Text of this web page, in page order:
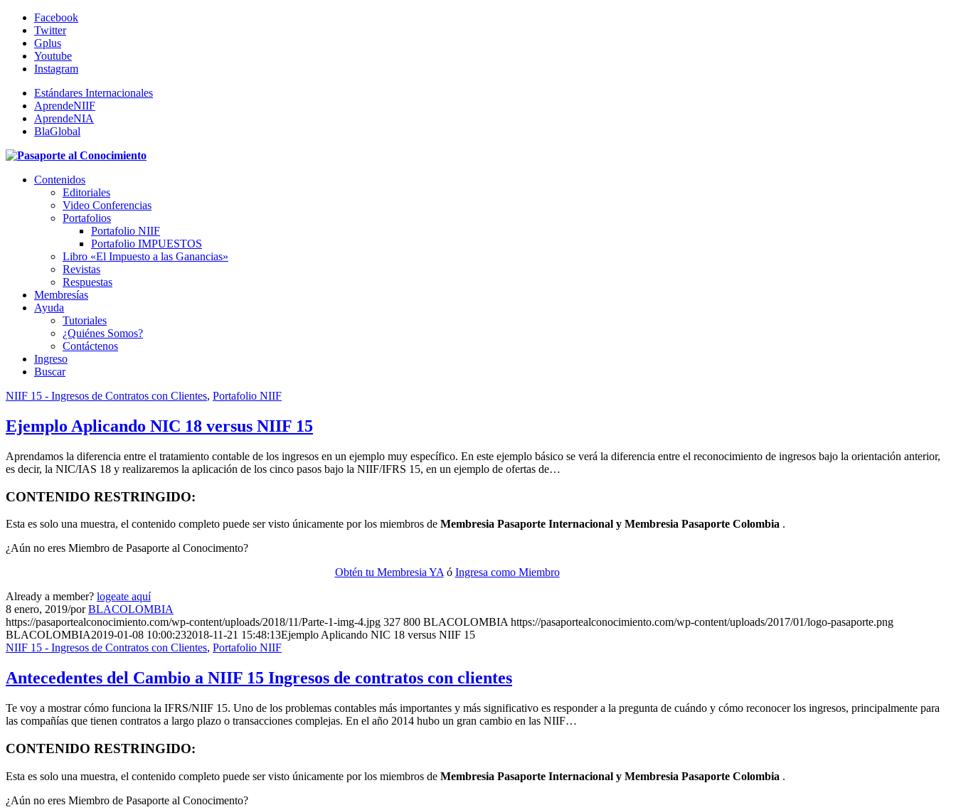
Facebook
Twitter
Gplus
Youtube
Instagram
Estándares Internacionales
AprendeNIIF
AprendeNIA
BlaGlobal
Contenidos
Editoriales
Video Conferencias
Portafolios
Portafolio NIIF
Portafolio IMPUESTOS
Libro «El Impuesto a las Ganancias»
Revistas
Respuestas
Membresías
Ayuda
Tutoriales
¿Quiénes Somos?
Contáctenos
Ingreso
Buscar
NIIF 15 - Ingresos de Contratos con Clientes, Portafolio NIIF
Ejemplo Aplicando NIC 18 versus NIIF 15
Aprendamos la diferencia entre el tratamiento contable de los ingresos en un ejemplo muy específico. En este ejemplo básico se verá la diferencia entre el reconocimiento de ingresos bajo la orientación anterior,
es decir, la NIC/IAS 18 y realizaremos la aplicación de los cinco pasos bajo la NIIF/IFRS 15, en un ejemplo de ofertas de…
CONTENIDO RESTRINGIDO:
Esta es solo una muestra, el contenido completo puede ser visto únicamente por los miembros de Membresia Pasaporte Internacional y Membresia Pasaporte Colombia .
¿Aún no eres Miembro de Pasaporte al Conocimento?
Obtén tu Membresia YA ó Ingresa como Miembro
Already a member? logeate aquí
8 enero, 2019/porBLACOLOMBIA
https://pasaportealconocimiento.com/wp-content/uploads/2018/11/Parte-1-img-4.jpg 327 800 BLACOLOMBIA https://pasaportealconocimiento.com/wp-content/uploads/2017/01/logo-pasaporte.png
BLACOLOMBIA2019-01-08 10:00:232018-11-21 15:48:13Ejemplo Aplicando NIC 18 versus NIIF 15
NIIF 15 - Ingresos de Contratos con Clientes, Portafolio NIIF
Antecedentes del Cambio a NIIF 15 Ingresos de contratos con clientes
Te voy a mostrar cómo funciona la IFRS/NIIF 15. Uno de los problemas contables más importantes y más significativo es responder a la pregunta de cuándo y cómo reconocer los ingresos, principalmente para
las compañías que tienen contratos a largo plazo o transacciones complejas. En el año 2014 hubo un gran cambio en las NIIF…
CONTENIDO RESTRINGIDO:
Esta es solo una muestra, el contenido completo puede ser visto únicamente por los miembros de Membresia Pasaporte Internacional y Membresia Pasaporte Colombia .
¿Aún no eres Miembro de Pasaporte al Conocimento?